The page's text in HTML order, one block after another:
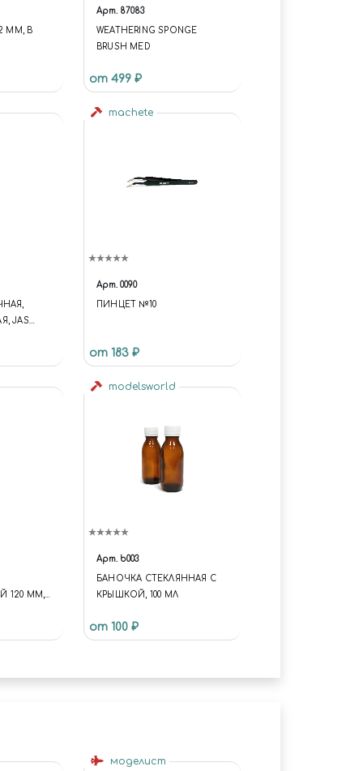
ММ, В
Арт. 87083
WEATHERING SPONGE
BRUSH MED
от 499 ₽
JAS
machete
Арт. 0090
ПИНЦЕТ №10
от 183 ₽
120 ММ,
modelsworld
Арт. b003
БАНОЧКА СТЕКЛЯННАЯ С
КРЫШКОЙ, 100 МЛ
от 100 ₽
моделист